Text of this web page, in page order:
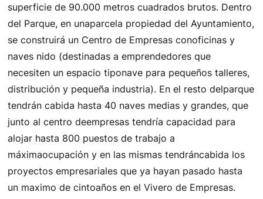
superficie de 90.000 metros cuadrados brutos. Dentro
del Parque, en unaparcela propiedad del Ayuntamiento,
se construirá un Centro de Empresas conoficinas y
naves nido (destinadas a emprendedores que
necesiten un espacio tiponave para pequeños talleres,
distribución y pequeña industria). En el resto delparque
tendrán cabida hasta 40 naves medias y grandes, que
junto al centro deempresas tendría capacidad para
alojar hasta 800 puestos de trabajo a
máximaocupación y en las mismas tendráncabida los
proyectos empresariales que ya hayan pasado hasta
un maximo de cintoaños en el Vivero de Empresas.